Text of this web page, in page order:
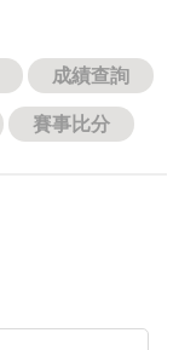
成績查詢
賽事比分